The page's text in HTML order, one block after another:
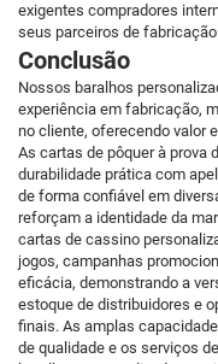
exigentes compradores
seus parceiros de
Conclusão
Nossos baralhos
experiência em fabricação,
no cliente, oferecendo valor
As cartas de pôquer à prova
durabilidade prática com
de forma confiável em
reforçam a identidade da
cartas de cassino
jogos, campanhas
eficácia, demonstrando a
estoque de distribuidores e
finais. As amplas
de qualidade e os serviços